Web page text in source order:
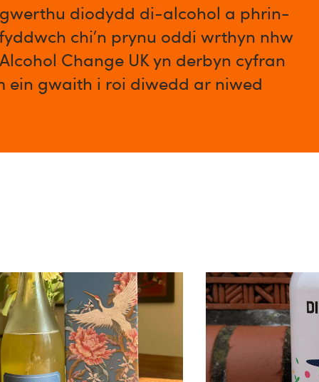
diodydd di-alcohol a phrin-
chi’n prynu oddi wrthyn nhw
Change UK yn derbyn cyfran
ein gwaith i roi diwedd ar niwed